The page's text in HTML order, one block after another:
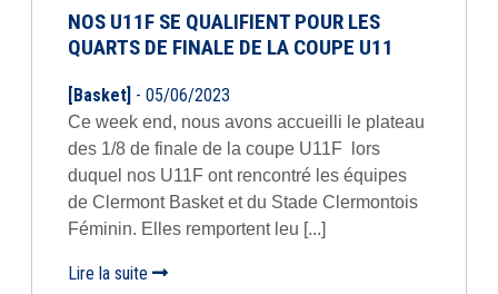
NOS U11F SE QUALIFIENT POUR LES
QUARTS DE FINALE DE LA COUPE U11
[Basket] - 05/06/2023
Ce week end, nous avons accueilli le plateau
des 1/8 de finale de la coupe U11F lors
duquel nos U11F ont rencontré les équipes
de Clermont Basket et du Stade Clermontois
Féminin. Elles remportent leu [...]
Lire la suite